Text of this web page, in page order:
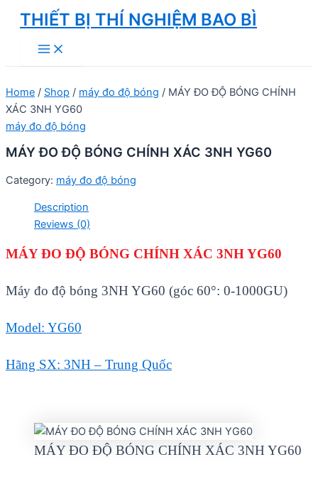
Skip
content
THIẾT BỊ THÍ NGHIỆM BAO BÌ
Main
Menu
Home / Shop / máy đo độ bóng / MÁY ĐO ĐỘ BÓNG CHÍNH
XÁC 3NH YG60
máy đo độ bóng
MÁY ĐO ĐỘ BÓNG CHÍNH XÁC 3NH YG60
Category: máy đo độ bóng
Description
Reviews (0)
MÁY ĐO ĐỘ BÓNG CHÍNH XÁC 3NH YG60
Máy đo độ bóng 3NH YG60 (góc 60°: 0-1000GU)
Model: YG60
Hãng SX: 3NH – Trung Quốc
MÁY ĐO ĐỘ BÓNG CHÍNH XÁC 3NH YG60